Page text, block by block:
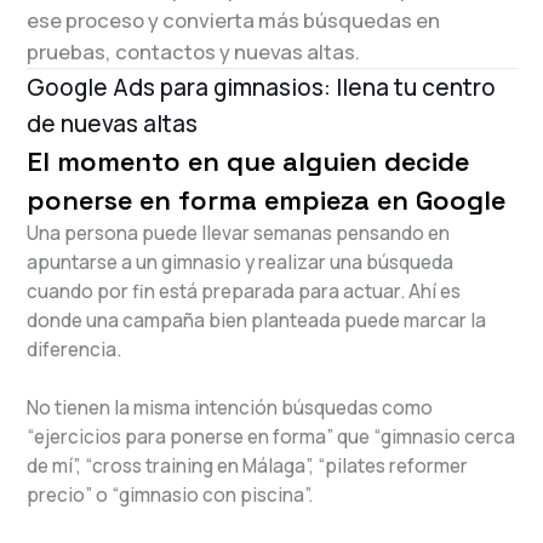
ese proceso y convierta más búsquedas en
pruebas, contactos y nuevas altas.
Google Ads para gimnasios: llena tu centro
de nuevas altas
El momento en que alguien decide
ponerse en forma empieza en Google
Una persona puede llevar semanas pensando en
apuntarse a un gimnasio y realizar una búsqueda
cuando por fin está preparada para actuar. Ahí es
donde una campaña bien planteada puede marcar la
diferencia.
No tienen la misma intención búsquedas como
“ejercicios para ponerse en forma” que “gimnasio cerca
de mí”, “cross training en Málaga”, “pilates reformer
precio” o “gimnasio con piscina”.